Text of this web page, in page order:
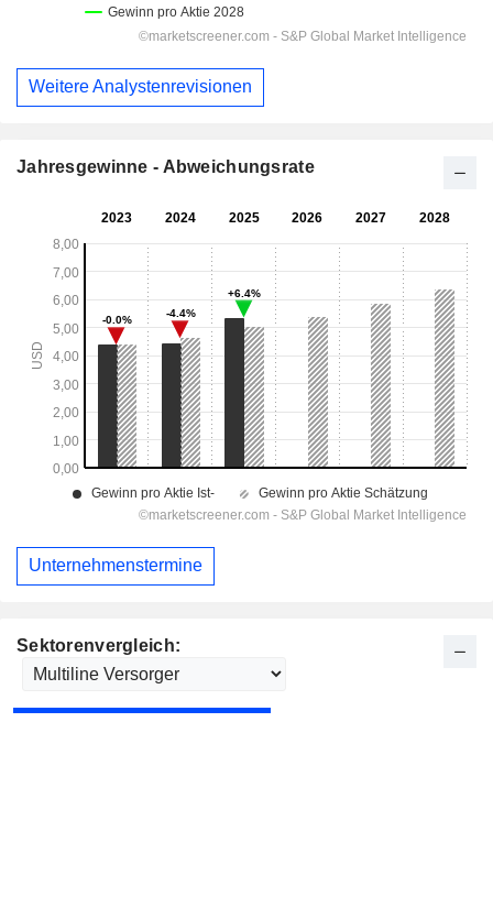
Sektorenvergleich:
Weitere Analystenrevisionen
Jahresgewinne - Abweichungsrate
Unternehmenstermine